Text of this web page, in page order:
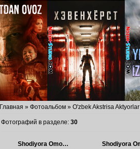
Главная » Фотоальбом » O'zbek Akstrisa Aktyorlar
Фотографий в разделе: 30
Shodiyora Omonova - Foto 2016